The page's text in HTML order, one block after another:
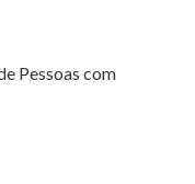
Pessoas com